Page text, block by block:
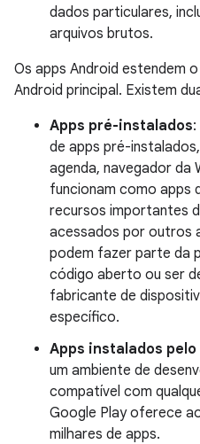
dados particulares,
arquivos brutos.
Os apps Android estendem
Android principal. Existem
Apps pré-instalados
de apps pré-
agenda, navegador da
funcionam como apps
recursos importantes
acessados por outros
podem fazer parte da
código aberto ou ser
fabricante de
específico.
Apps instalados
um ambiente de
compatível com
Google Play oferece
milhares de apps.